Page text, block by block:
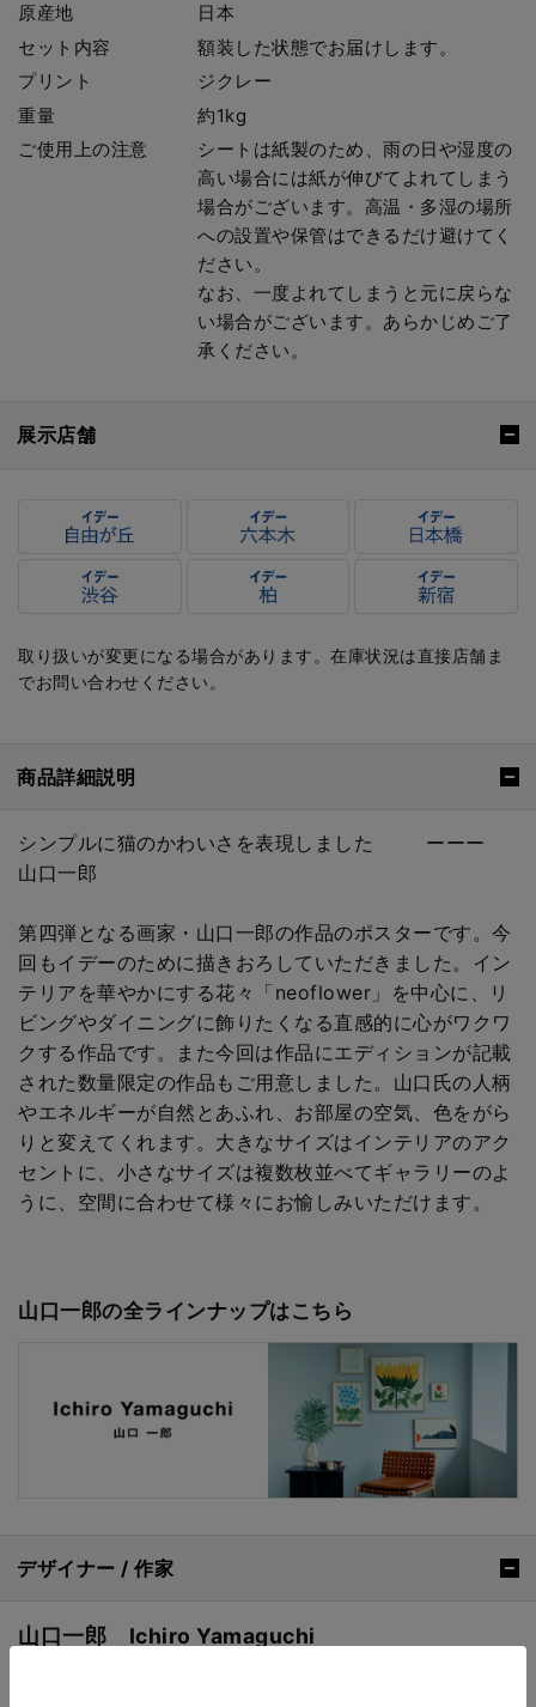
原産地
日本
セット内容
額装した状態でお届けします。
プリント
ジクレー
重量
約1kg
ご使用上の注意
シートは紙製のため、雨の日や湿度の
高い場合には紙が伸びてよれてしまう
場合がございます。高温・多湿の場所
への設置や保管はできるだけ避けてく
ださい。
なお、一度よれてしまうと元に戻らな
い場合がございます。あらかじめご了
承ください。
展示店舗
取り扱いが変更になる場合があります。在庫状況は直接店舗ま
でお問い合わせください。
商品詳細説明
シンプルに猫のかわいさを表現しました ーーー
山口一郎
第四弾となる画家・山口一郎の作品のポスターです。今
回もイデーのために描きおろしていただきました。イン
テリアを華やかにする花々「neoflower」を中心に、リ
ビングやダイニングに飾りたくなる直感的に心がワクワ
クする作品です。また今回は作品にエディションが記載
された数量限定の作品もご用意しました。山口氏の人柄
やエネルギーが自然とあふれ、お部屋の空気、色をがら
りと変えてくれます。大きなサイズはインテリアのアク
セントに、小さなサイズは複数枚並べてギャラリーのよ
うに、空間に合わせて様々にお愉しみいただけます。
山口一郎の全ラインナップはこちら
デザイナー / 作家
山口一郎 Ichiro Yamaguchi